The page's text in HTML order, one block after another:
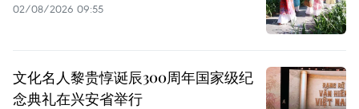
02/08/2026 09:55
文化名人黎贵惇诞辰300周年国家级纪
念典礼在兴安省举行